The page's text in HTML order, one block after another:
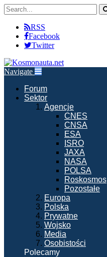
RSS
Facebook
Twitter
Navigate
Forum
Sektor
Agencje
CNES
CNSA
ESA
ISRO
JAXA
NASA
POLSA
Roskosmos
Pozostałe
Europa
Polska
Prywatne
Wojsko
Media
Osobistości
Polecamy